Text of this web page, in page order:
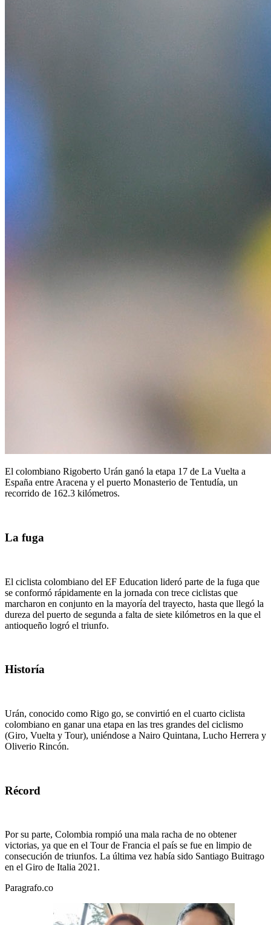
El colombiano Rigoberto Urán ganó la etapa 17 de La Vuelta a
España entre Aracena y el puerto Monasterio de Tentudía, un
recorrido de 162.3 kilómetros.
La fuga
El ciclista colombiano del EF Education lideró parte de la fuga que
se conformó rápidamente en la jornada con trece ciclistas que
marcharon en conjunto en la mayoría del trayecto, hasta que llegó la
dureza del puerto de segunda a falta de siete kilómetros en la que el
antioqueño logró el triunfo.
Historía
Urán, conocido como Rigo go, se convirtió en el cuarto ciclista
colombiano en ganar una etapa en las tres grandes del ciclismo
(Giro, Vuelta y Tour), uniéndose a Nairo Quintana, Lucho Herrera y
Oliverio Rincón.
Récord
Por su parte, Colombia rompió una mala racha de no obtener
victorias, ya que en el Tour de Francia el país se fue en limpio de
consecución de triunfos. La última vez había sido Santiago Buitrago
en el Giro de Italia 2021.
Paragrafo.co